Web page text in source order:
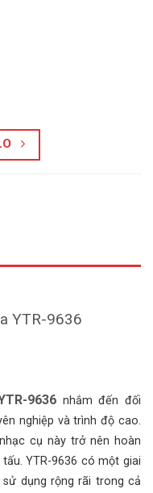
YTR-9636
9636 nhắm đến đối
nghiệp và trình độ cao.
cụ này trở nên hoàn
YTR-9636 có một giai
dụng rộng rãi trong cả